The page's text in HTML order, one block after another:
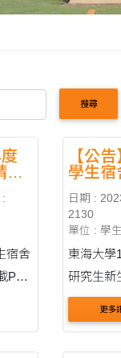
搜尋
公
:
宿舍
PDF
【公
學生宿
日期 :
2130
單位 : 學
東海大學
研究生新
此下載
更多